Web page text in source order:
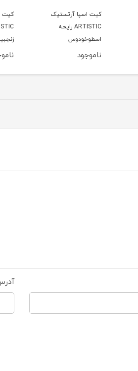
کیت اسپا آرتستیک
ARTISTIC رایحه
اسطوخودوس
ناموجود
کیت